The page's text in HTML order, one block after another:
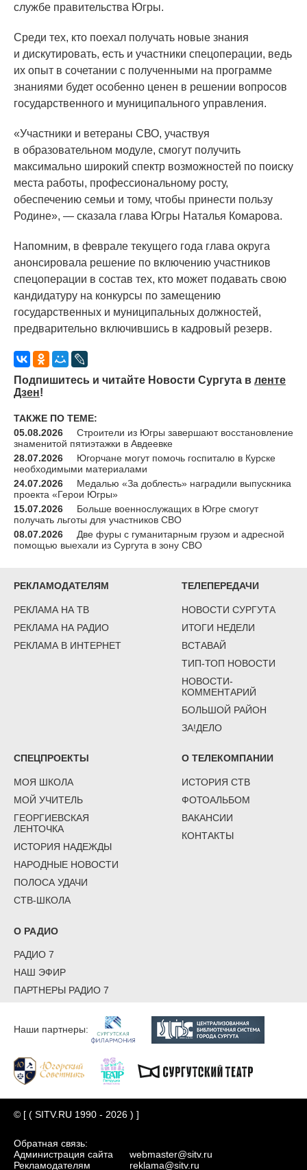
службе правительства Югры.
Среди тех, кто поехал получать новые знания
и дискутировать, есть и участники спецоперации, ведь
их опыт в сочетании с полученными на программе
знаниями будет особенно ценен в решении вопросов
государственного и муниципального управления.
«Участники и ветераны СВО, участвуя
в образовательном модуле, смогут получить
максимально широкий спектр возможностей по поиску
места работы, профессиональному росту,
обеспечению семьи и тому, чтобы принести пользу
Родине», — сказала глава Югры Наталья Комарова.
Напомним, в феврале текущего года глава округа
анонсировала решение по включению участников
спецоперации в состав тех, кто может подавать свою
кандидатуру на конкурсы по замещению
государственных и муниципальных должностей,
предварительно включившись в кадровый резерв.
Подпишитесь и читайте Новости Сургута в ленте
Дзен!
ТАКЖЕ ПО ТЕМЕ:
05.08.2026
Строители из Югры завершают восстановление
знаменитой пятиэтажки в Авдеевке
28.07.2026
Югорчане могут помочь госпиталю в Курске
необходимыми материалами
24.07.2026
Медалью «За доблесть» наградили выпускника
проекта «Герои Югры»
15.07.2026
Больше военнослужащих в Югре смогут
получать льготы для участников СВО
08.07.2026
Две фуры с гуманитарным грузом и адресной
помощью выехали из Сургута в зону СВО
РЕКЛАМОДАТЕЛЯМ
РЕКЛАМА НА ТВ
РЕКЛАМА НА РАДИО
РЕКЛАМА В ИНТЕРНЕТ
ТЕЛЕПЕРЕДАЧИ
НОВОСТИ СУРГУТА
ИТОГИ НЕДЕЛИ
ВСТАВАЙ
ТИП-ТОП НОВОСТИ
НОВОСТИ-
КОММЕНТАРИЙ
БОЛЬШОЙ РАЙОН
ЗА!ДЕЛО
СПЕЦПРОЕКТЫ
МОЯ ШКОЛА
МОЙ УЧИТЕЛЬ
ГЕОРГИЕВСКАЯ
ЛЕНТОЧКА
ИСТОРИЯ НАДЕЖДЫ
НАРОДНЫЕ НОВОСТИ
ПОЛОСА УДАЧИ
СТВ-ШКОЛА
О ТЕЛЕКОМПАНИИ
ИСТОРИЯ СТВ
ФОТОАЛЬБОМ
ВАКАНСИИ
КОНТАКТЫ
О РАДИО
РАДИО 7
НАШ ЭФИР
ПАРТНЕРЫ РАДИО 7
Наши партнеры:
© [ ( SITV.RU 1990 - 2026 ) ]
Обратная связь:
Администрация сайта
Рекламодателям
webmaster@sitv.ru
reklama@sitv.ru